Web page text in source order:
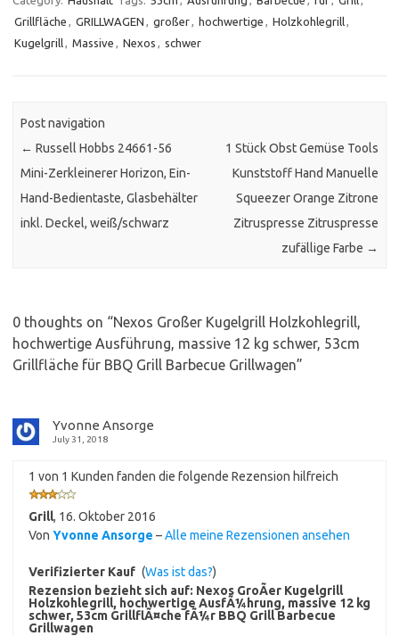
Grillfläche , GRILLWAGEN , großer, hochwertige , Holzkohlegrill,
Kugelgrill, Massive , Nexos , schwer
Post navigation
← Russell Hobbs 24661-56
Mini-Zerkleinerer Horizon, Ein-
Hand-Bedientaste, Glasbehälter
inkl. Deckel, weiß/schwarz
1 Stück Obst Gemüse Tools
Kunststoff Hand Manuelle
Squeezer Orange Zitrone
Zitruspresse Zitruspresse
zufällige Farbe →
0 thoughts on “Nexos Großer Kugelgrill Holzkohlegrill,
hochwertige Ausführung, massive 12 kg schwer, 53cm
Grillfläche für BBQ Grill Barbecue Grillwagen”
Yvonne Ansorge
July 31, 2018
1 von 1 Kunden fanden die folgende Rezension hilfreich
Grill, 16. Oktober 2016
Von Yvonne Ansorge –Alle meine Rezensionen ansehen
Verifizierter Kauf (Was ist das?)
Rezension bezieht sich auf: Nexos GroÃer Kugelgrill
Holzkohlegrill, hochwertige AusfÃ¼hrung, massive 12 kg
schwer, 53cm GrillflÃ¤che fÃ¼r BBQ Grill Barbecue
Grillwagen